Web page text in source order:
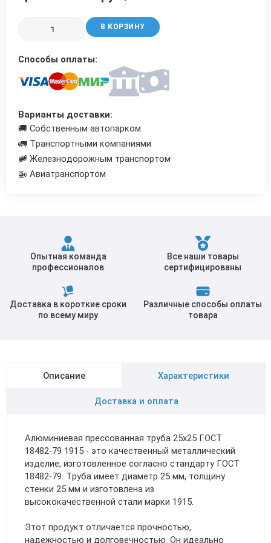
В КОРЗИНУ
Способы оплаты:
Варианты доставки:
🚚 Собственным автопарком
🚛 Транспортными компаниями
🚞 Железнодорожным транспортом
🚁 Авиатранспортом
Опытная команда
профессионалов
Все наши товары
сертифицированы
Доставка в короткие сроки
по всему миру
Различные способы оплаты
товара
Описание Характеристики
Доставка и оплата
Алюминиевая прессованная труба 25х25 ГОСТ
18482-79 1915 - это качественный металлический
изделие, изготовленное согласно стандарту ГОСТ
18482-79. Труба имеет диаметр 25 мм, толщину
стенки 25 мм и изготовлена из
высококачественной стали марки 1915.
Этот продукт отличается прочностью,
надежностью и долговечностью. Он идеально
Трубы в ВУС изоляции